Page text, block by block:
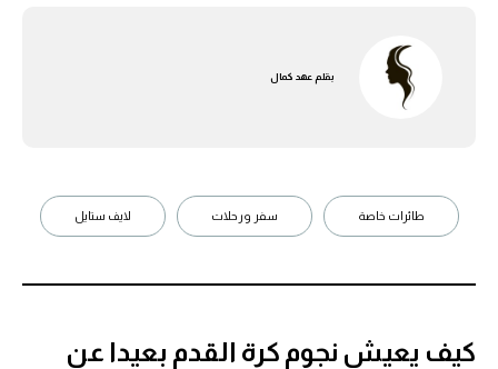
بقلم عهد كمال
طائرات خاصة سفر ورحلات لايف ستايل
كيف يعيش نجوم كرة القدم بعيدا عن